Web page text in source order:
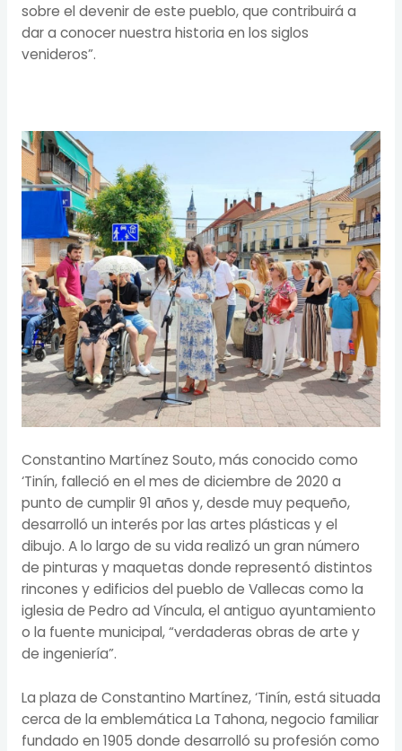
sobre el devenir de este pueblo, que contribuirá a
dar a conocer nuestra historia en los siglos
venideros”.
Constantino Martínez Souto, más conocido como
‘Tinín, falleció en el mes de diciembre de 2020 a
punto de cumplir 91 años y, desde muy pequeño,
desarrolló un interés por las artes plásticas y el
dibujo. A lo largo de su vida realizó un gran número
de pinturas y maquetas donde representó distintos
rincones y edificios del pueblo de Vallecas como la
iglesia de Pedro ad Víncula, el antiguo ayuntamiento
o la fuente municipal, “verdaderas obras de arte y
de ingeniería”.
La plaza de Constantino Martínez, ‘Tinín, está situada
cerca de la emblemática La Tahona, negocio familiar
fundado en 1905 donde desarrolló su profesión como